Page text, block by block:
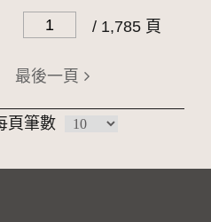
/ 1,785 頁
最後一頁
頁筆數